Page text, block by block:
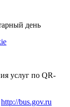
день
услуг по QR-
http://bus.gov.ru